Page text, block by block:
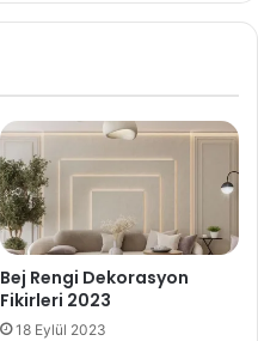
Bej Rengi Dekorasyon
Fikirleri 2023
18 Eylül 2023